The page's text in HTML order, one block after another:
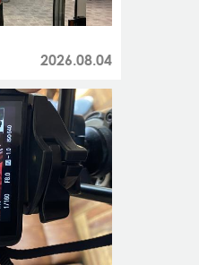
2026.08.04